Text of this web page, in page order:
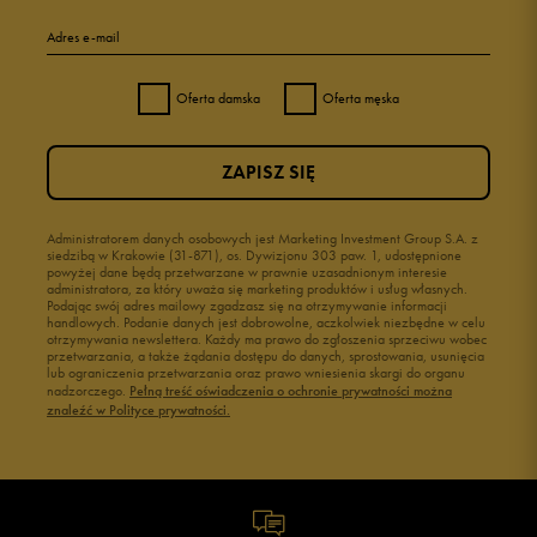
Adres e-mail
Oferta damska Oferta męska
Administratorem danych osobowych jest Marketing Investment Group S.A. z
siedzibą w Krakowie (31-871), os. Dywizjonu 303 paw. 1, udostępnione
powyżej dane będą przetwarzane w prawnie uzasadnionym interesie
administratora, za który uważa się marketing produktów i usług własnych.
Podając swój adres mailowy zgadzasz się na otrzymywanie informacji
handlowych. Podanie danych jest dobrowolne, aczkolwiek niezbędne w celu
otrzymywania newslettera. Każdy ma prawo do zgłoszenia sprzeciwu wobec
przetwarzania, a także żądania dostępu do danych, sprostowania, usunięcia
lub ograniczenia przetwarzania oraz prawo wniesienia skargi do organu
nadzorczego. Pełną treść oświadczenia o ochronie prywatności można
znaleźć w Polityce prywatności.
ZAPISZ SIĘ